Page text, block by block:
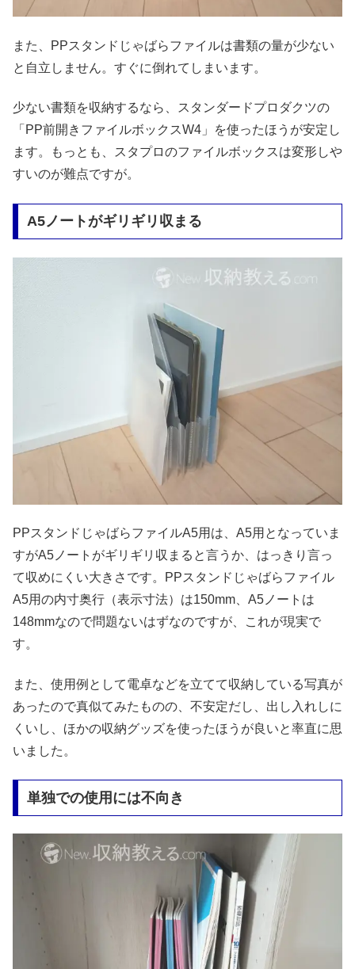
また、PPスタンドじゃばらファイルは書類の量が少ない
と自立しません。すぐに倒れてしまいます。
少ない書類を収納するなら、スタンダードプロダクツの
「PP前開きファイルボックスW4」を使ったほうが安定し
ます。もっとも、スタプロのファイルボックスは変形しや
すいのが難点ですが。
A5ノートがギリギリ収まる
PPスタンドじゃばらファイルA5用は、A5用となっていま
すがA5ノートがギリギリ収まると言うか、はっきり言っ
て収めにくい大きさです。PPスタンドじゃばらファイル
A5用の内寸奥行（表示寸法）は150mm、A5ノートは
148mmなので問題ないはずなのですが、これが現実で
す。
また、使用例として電卓などを立てて収納している写真が
あったので真似てみたものの、不安定だし、出し入れしに
くいし、ほかの収納グッズを使ったほうが良いと率直に思
いました。
単独での使用には不向き